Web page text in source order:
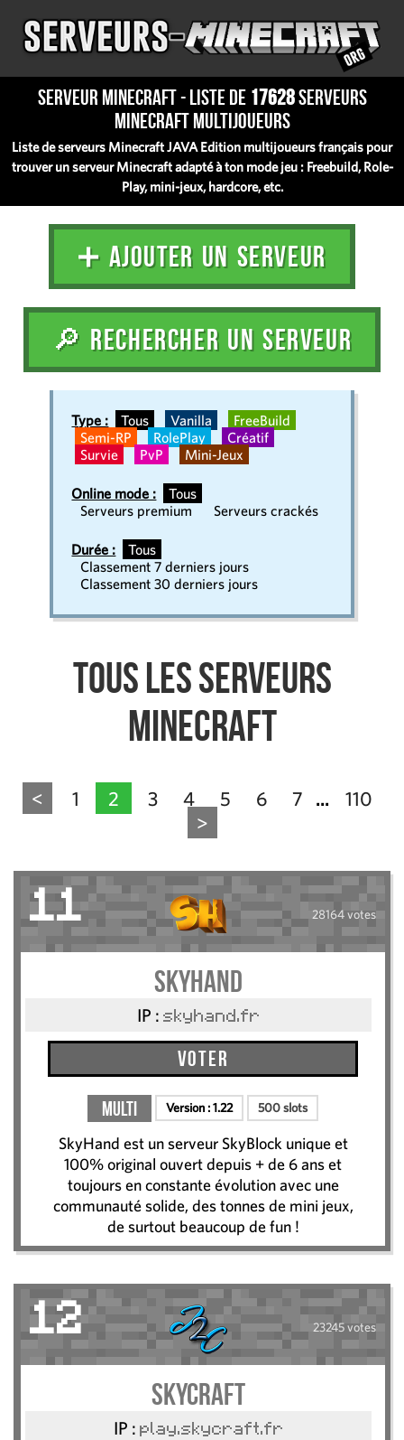
Serveur Minecraft - Liste de 17628serveurs
Minecraft multijoueurs
Liste de serveurs Minecraft JAVA Edition multijoueurs français pour
trouver un serveur Minecraft adapté à ton mode jeu : Freebuild, Role-
Play, mini-jeux, hardcore, etc.
➕ AJOUTER UN SERVEUR
🔎 RECHERCHER UN SERVEUR
Type : Tous Vanilla
FreeBuild
Semi-RP
RolePlay
Créatif
Survie
PvP Mini-Jeux
Online mode :
Tous
Serveurs premium
Serveurs crackés
Durée :
Tous
Classement 7 derniers jours
Classement 30 derniers jours
Tous les serveurs
Minecraft
< 1 2 3 4 5 6 7 ...
110
>
11 28164 votes
SkyHand
IP : skyhand.fr
Voter
Multi Version :1.22 500 slots
SkyHand est un serveur SkyBlock unique et
100% original ouvert depuis + de 6 ans et
toujours en constante évolution avec une
communauté solide, des tonnes de mini jeux,
de surtout beaucoup de fun !
12 23245 votes
SkyCraft
IP : play.skycraft.fr